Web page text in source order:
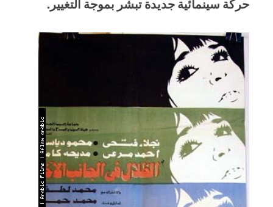
حركة سينمائية جديدة تبشر بموجة التغيير.